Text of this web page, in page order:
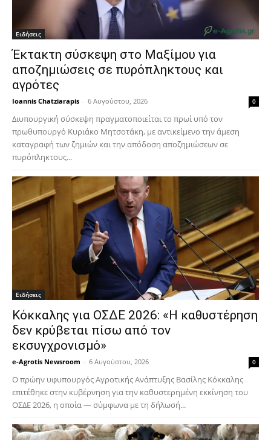
Ειδήσεις
Έκτακτη σύσκεψη στο Μαξίμου για
αποζημιώσεις σε πυρόπληκτους και
αγρότες
Ioannis Chatziarapis - 6 Αυγούστου, 2026 0
Διυπουργική σύσκεψη πραγματοποιείται το πρωί υπό τον
πρωθυπουργό Κυριάκο Μητσοτάκη, με αντικείμενο την άμεση
καταγραφή των ζημιών και την απόδοση αποζημιώσεων σε
πυρόπληκτους...
Ειδήσεις
Κόκκαλης για ΟΣΔΕ 2026: «Η καθυστέρηση
δεν κρύβεται πίσω από τον
εκσυγχρονισμό»
e-Agrotis Newsroom - 6 Αυγούστου, 2026 0
Ο πρώην υφυπουργός Αγροτικής Ανάπτυξης Βασίλης Κόκκαλης
επιτέθηκε στην κυβέρνηση για την καθυστερημένη εκκίνηση του
ΟΣΔΕ 2026, η οποία — σύμφωνα με τη δήλωσή...